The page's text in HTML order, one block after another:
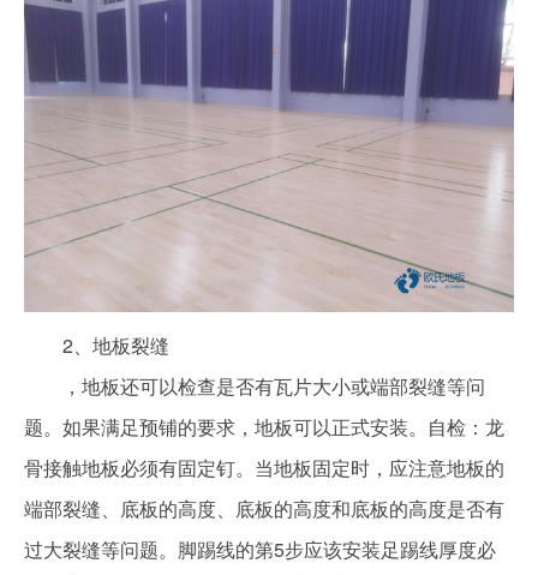
2、地板裂缝
，地板还可以检查是否有瓦片大小或端部裂缝等问
题。如果满足预铺的要求，地板可以正式安装。自检：龙
骨接触地板必须有固定钉。当地板固定时，应注意地板的
端部裂缝、底板的高度、底板的高度和底板的高度是否有
过大裂缝等问题。脚踢线的第5步应该安装足踢线厚度必